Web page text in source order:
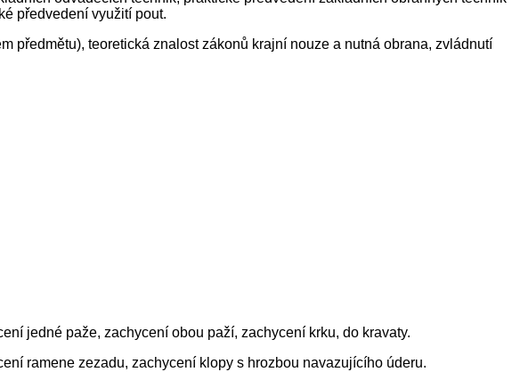
předvedení využití pout.
předmětu), teoretická znalost zákonů krajní nouze a nutná obrana, zvládnutí
jedné paže, zachycení obou paží, zachycení krku, do kravaty.
ramene zezadu, zachycení klopy s hrozbou navazujícího úderu.